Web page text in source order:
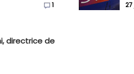
1
directrice de